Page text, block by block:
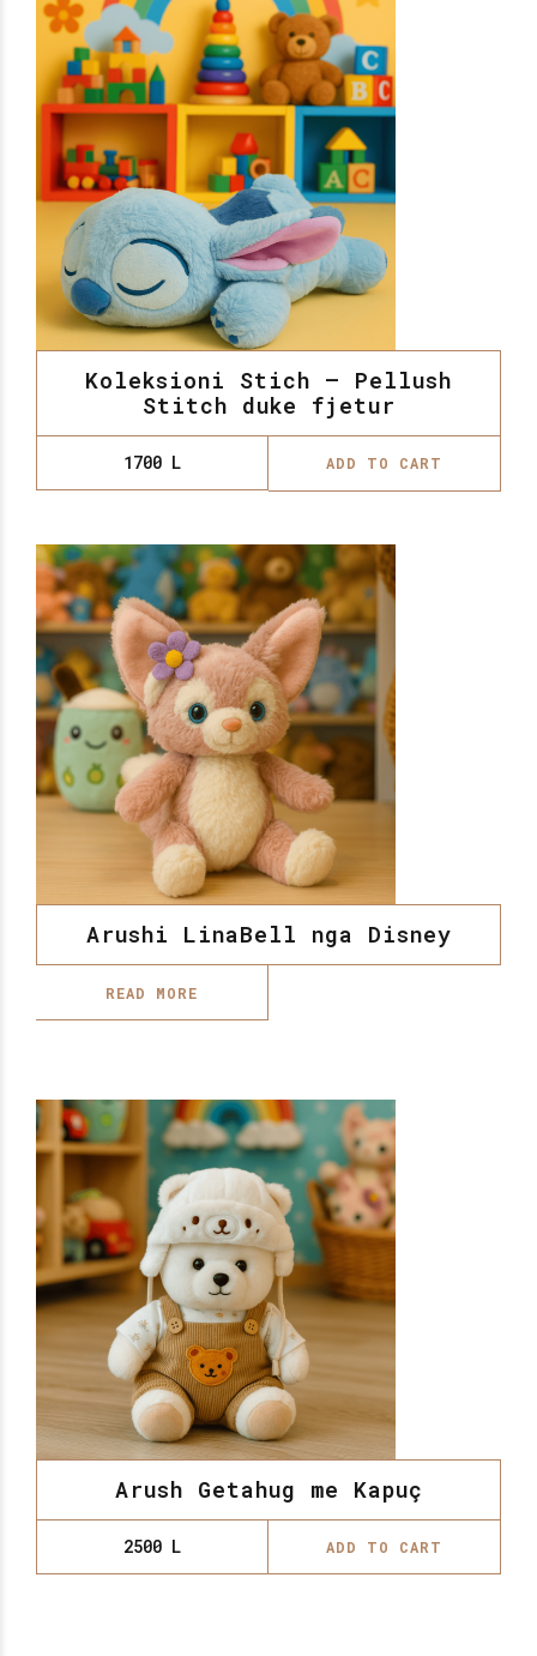
Koleksioni Stich – Pellush
Stitch duke fjetur
1700 L ADD TO CART
Arushi LinaBell nga Disney
READ MORE
Arush Getahug me Kapuç
2500 L ADD TO CART